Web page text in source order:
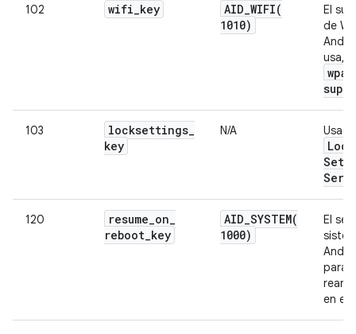
102 wifi_key
AID_WIFI(
1010)
El
de
usa,
wpa
103 locksettings_
key
N/A
Lock
120 resume_on_
reboot_key
AID_SYSTEM(
1000)
El
para
en el